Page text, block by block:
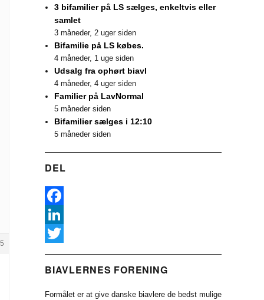
3 bifamilier på LS sælges, enkeltvis eller
samlet
3 måneder, 2 uger siden
Bifamilie på LS købes.
4 måneder, 1 uge siden
Udsalg fra ophørt biavl
4 måneder, 4 uger siden
Familier på LavNormal
5 måneder siden
Bifamilier sælges i 12:10
5 måneder siden
DEL
F
a
e
b
L
n
k
w
i
BIAVLERNES FORENING
Formålet er at give danske biavlere de bedst mulige